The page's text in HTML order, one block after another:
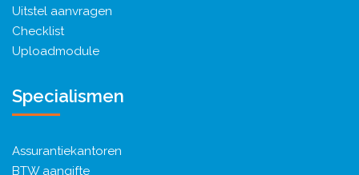
Uitstel aanvragen
Checklist
Uploadmodule
Specialismen
Assurantiekantoren
BTW aangifte